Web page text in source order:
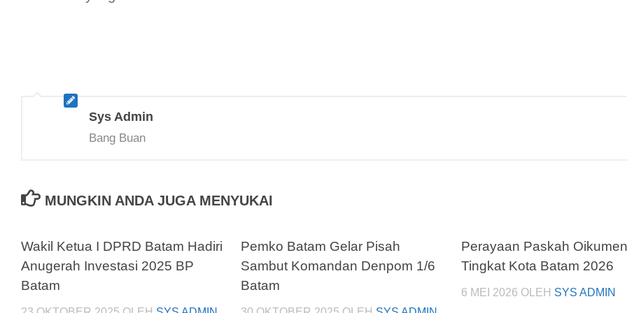
Sys Admin
Bang Buan
MUNGKIN ANDA JUGA MENYUKAI
Wakil Ketua I DPRD Batam Hadiri
Anugerah Investasi 2025 BP
Batam
Pemko Batam Gelar Pisah
Sambut Komandan Denpom 1/6
Batam
Perayaan Paskah
Tingkat Kota Batam 2026
6 MEI 2026 OLEH SYS ADMIN